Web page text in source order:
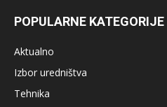
POPULARNE KATEGORIJE
Aktualno
Izbor uredništva
Tehnika